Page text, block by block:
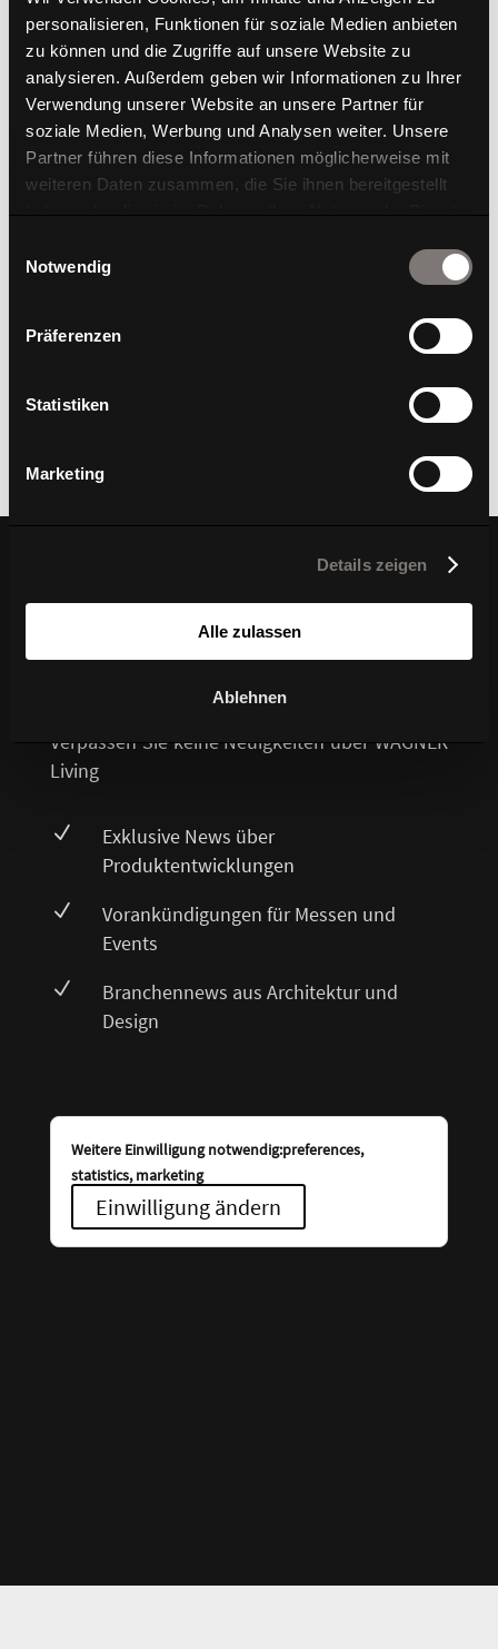
personalisieren, Funktionen für soziale Medien anbieten
zu können und die Zugriffe auf unsere Website zu
analysieren. Außerdem geben wir Informationen zu Ihrer
Verwendung unserer Website an unsere Partner für
soziale Medien, Werbung und Analysen weiter. Unsere
Partner führen diese Informationen möglicherweise mit
weiteren Daten zusammen, die Sie ihnen bereitgestellt
haben oder die sie im Rahmen Ihrer Nutzung der Dienste
Notwendig
Präferenzen
Statistiken
Marketing
Details zeigen
Alle zulassen
Ablehnen
Ihre Vorteile bei Ihrer
Newsletter-Anmeldung
Verpassen Sie keine Neuigkeiten über WAGNER
Living
N
Exklusive News über
Produktentwicklungen
N
Vorankündigungen für Messen und
Events
N
Branchennews aus Architektur und
Design
Weitere Einwilligung notwendig:preferences,
statistics, marketing
Einwilligung ändern